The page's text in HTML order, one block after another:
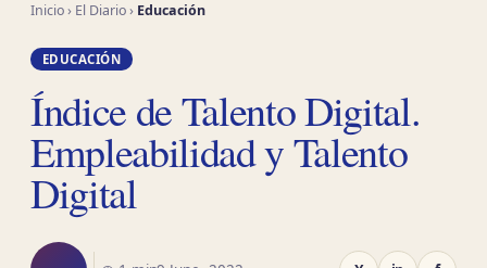
Inicio› El Diario› Educación
EDUCACIÓN
Índice de Talento Digital.
Empleabilidad y Talento
Digital